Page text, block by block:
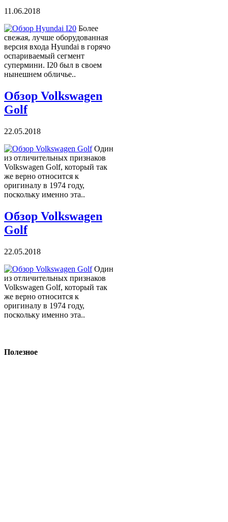
11.06.2018
Более
свежая, лучше оборудованная
версия входа Hyundai в горячо
оспариваемый сегмент
супермини. I20 был в своем
нынешнем обличье..
Обзор Volkswagen
Golf
22.05.2018
Один
из отличительных признаков
Volkswagen Golf, который так
же верно относится к
оригиналу в 1974 году,
поскольку именно эта..
Обзор Volkswagen
Golf
22.05.2018
Один
из отличительных признаков
Volkswagen Golf, который так
же верно относится к
оригиналу в 1974 году,
поскольку именно эта..
Полезное